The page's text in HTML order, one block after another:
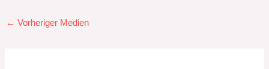
← Vorheriger Medien